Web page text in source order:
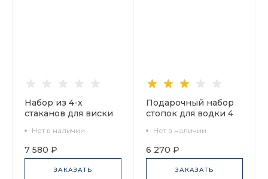
Набор из 4-х
стаканов для виски
сетка арт. 14.11003.07
Нет в наличии
7 580 ₽
ЗАКАЗАТЬ
Подарочный набор
стопок для водки 4
Кобальтовая сетка
арт. 14.11006.07
Нет в наличии
6 270 ₽
ЗАКАЗАТЬ